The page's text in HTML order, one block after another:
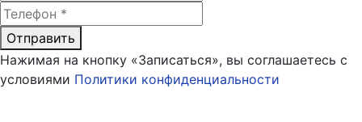
Отправить
Нажимая на кнопку «Записаться», вы соглашаетесь с
условиями Политики конфиденциальности